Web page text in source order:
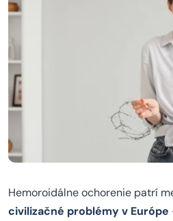
Hemoroidálne ochorenie patrí
civilizačné problémy v Európe